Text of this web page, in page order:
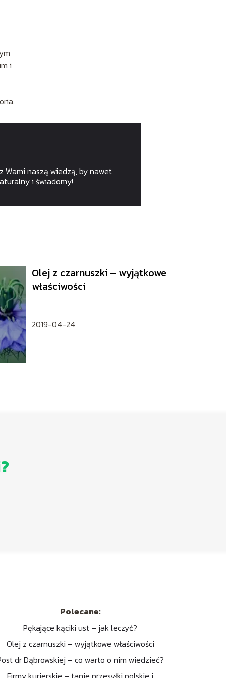
i
Wami naszą wiedzą, by nawet
i świadomy!
Olej z czarnuszki – wyjątkowe
właściwości
2019-04-24
Polecane:
Pękające kąciki ust – jak leczyć?
Olej z czarnuszki – wyjątkowe właściwości
dr Dąbrowskiej – co warto o nim wiedzieć?